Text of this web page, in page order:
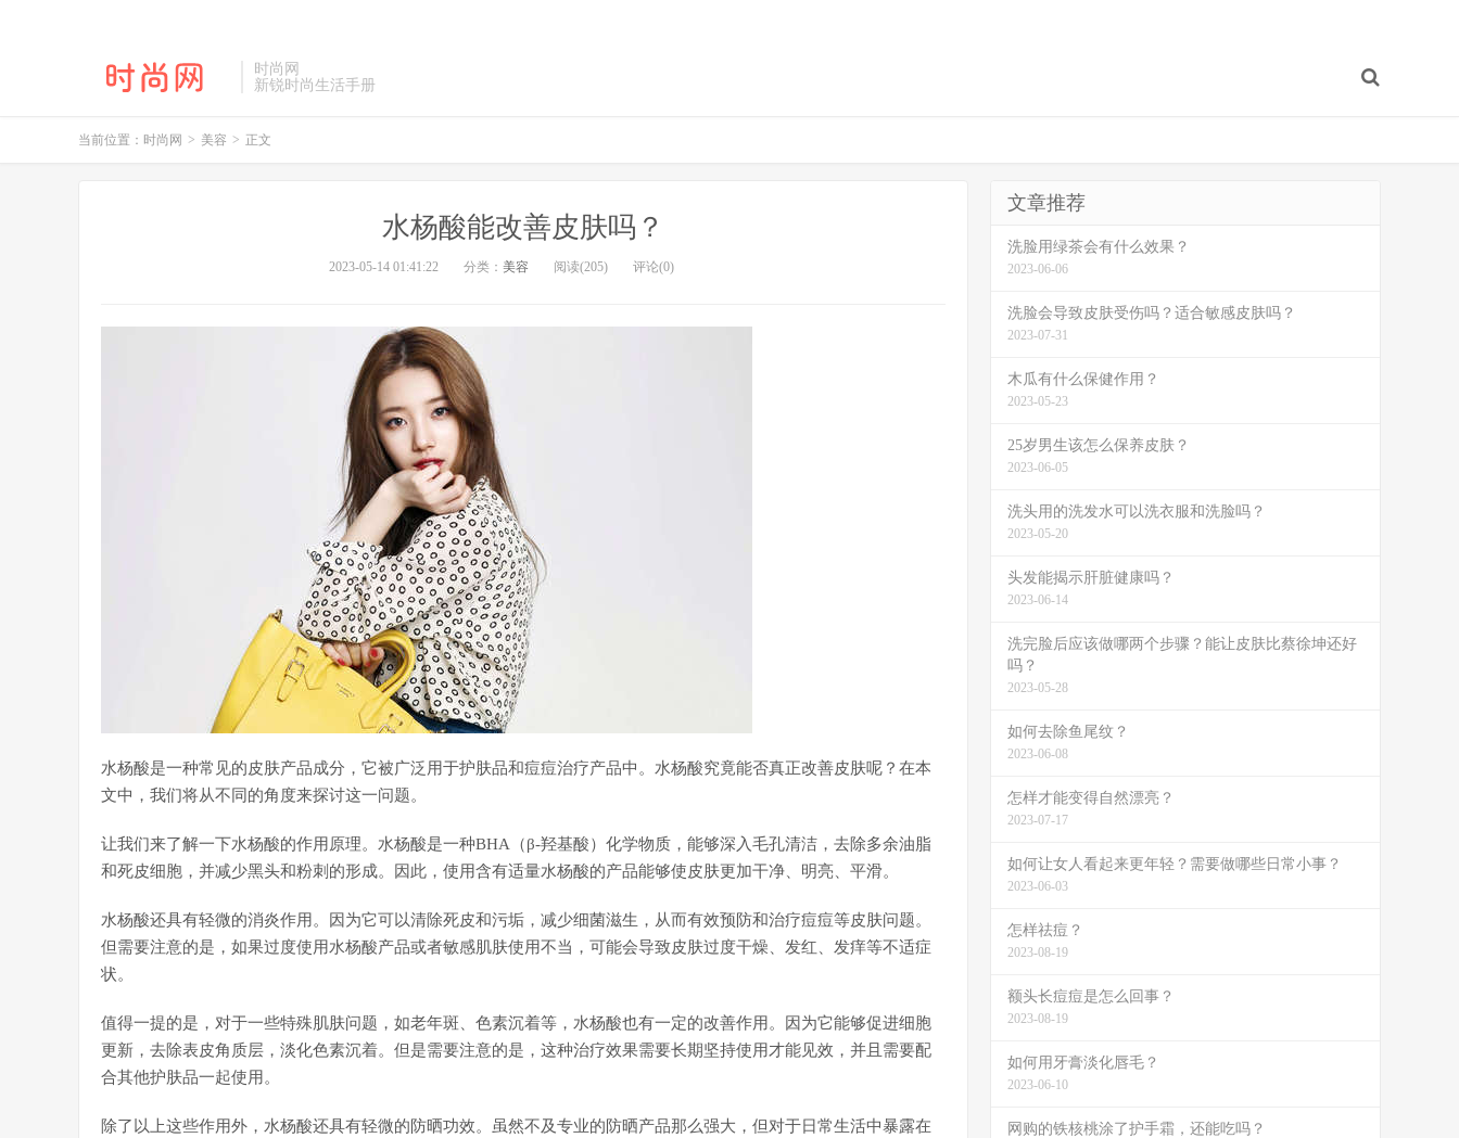
时尚网
新锐时尚生活手册
当前位置： 时尚网 > 美容 > 正文
水杨酸能改善皮肤吗？
2023-05-14 01:41:22 分类： 美容 阅读(205) 评论(0)
水杨酸是一种常见的皮肤产品成分，它被广泛用于护肤品和痘痘治疗产品中。水杨酸究竟能否真正改善皮肤呢？在本
文中，我们将从不同的角度来探讨这一问题。
让我们来了解一下水杨酸的作用原理。水杨酸是一种BHA（β-羟基酸）化学物质，能够深入毛孔清洁，去除多余油脂
和死皮细胞，并减少黑头和粉刺的形成。因此，使用含有适量水杨酸的产品能够使皮肤更加干净、明亮、平滑。
水杨酸还具有轻微的消炎作用。因为它可以清除死皮和污垢，减少细菌滋生，从而有效预防和治疗痘痘等皮肤问题。
但需要注意的是，如果过度使用水杨酸产品或者敏感肌肤使用不当，可能会导致皮肤过度干燥、发红、发痒等不适症
状。
值得一提的是，对于一些特殊肌肤问题，如老年斑、色素沉着等，水杨酸也有一定的改善作用。因为它能够促进细胞
更新，去除表皮角质层，淡化色素沉着。但是需要注意的是，这种治疗效果需要长期坚持使用才能见效，并且需要配
合其他护肤品一起使用。
除了以上这些作用外，水杨酸还具有轻微的防晒功效。虽然不及专业的防晒产品那么强大，但对于日常生活中暴露在
文章推荐
洗脸用绿茶会有什么效果？
2023-06-06
洗脸会导致皮肤受伤吗？适合敏感皮肤吗？
2023-07-31
木瓜有什么保健作用？
2023-05-23
25岁男生该怎么保养皮肤？
2023-06-05
洗头用的洗发水可以洗衣服和洗脸吗？
2023-05-20
头发能揭示肝脏健康吗？
2023-06-14
洗完脸后应该做哪两个步骤？能让皮肤比蔡徐坤还好
吗？
2023-05-28
如何去除鱼尾纹？
2023-06-08
怎样才能变得自然漂亮？
2023-07-17
如何让女人看起来更年轻？需要做哪些日常小事？
2023-06-03
怎样祛痘？
2023-08-19
额头长痘痘是怎么回事？
2023-08-19
如何用牙膏淡化唇毛？
2023-06-10
网购的铁核桃涂了护手霜，还能吃吗？